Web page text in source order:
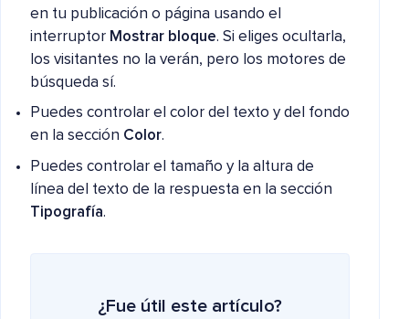
en tu publicación o página usando el
interruptor Mostrar bloque. Si eliges ocultarla,
los visitantes no la verán, pero los motores de
búsqueda sí.
Puedes controlar el color del texto y del fondo
en la sección Color.
Puedes controlar el tamaño y la altura de
línea del texto de la respuesta en la sección
Tipografía.
¿Fue útil este artículo?